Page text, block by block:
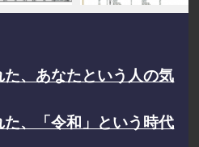
、あなたという人の気
、「令和」という時代